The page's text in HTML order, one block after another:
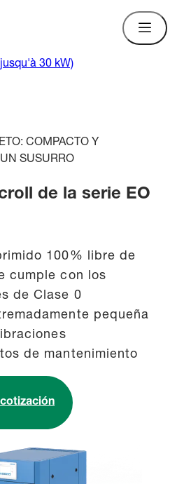
30 kW)
COMPACTO Y
SUSURRO
de la serie EO
100% libre de
cumple con los
de Clase 0
pequeña
de mantenimiento